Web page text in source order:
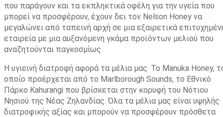
που παράγουν και τα εκπληκτικά οφέλη για την υγεία που
μπορεί να προσφέρουν, έχουν δει τον Nelson Honey να
μεγαλώνει από ταπεινή αρχή σε μια εξαιρετικά
εταιρεία με μια αυξανόμενη γκάμα προϊόντων μελιού που
αναζητούνται παγκοσμίως
Η υγιεινή διατροφή αφορά τα μέλια μας. Το Manuka Honey,
οποίο προέρχεται από το Marlborough Sounds, το Εθνικό
Πάρκο Kahurangi που βρίσκεται στην κορυφή του Νότιου
Νησιού της Νέας Ζηλανδίας. Όλα τα μέλια μας είναι υψηλής
διατροφικής αξίας και μπορούν να προσφέρουν πρόσθετα